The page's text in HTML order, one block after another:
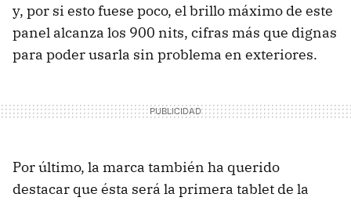
y, por si esto fuese poco, el brillo máximo de este
panel alcanza los 900 nits, cifras más que dignas
para poder usarla sin problema en exteriores.
Por último, la marca también ha querido
destacar que ésta será la primera tablet de la